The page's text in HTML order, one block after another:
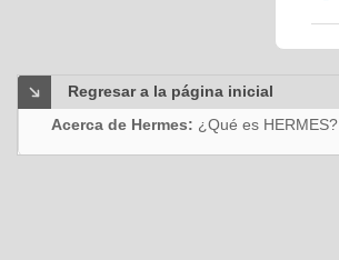
Regresar a la página inicial
Acerca de Hermes: ¿Qué es HERMES?